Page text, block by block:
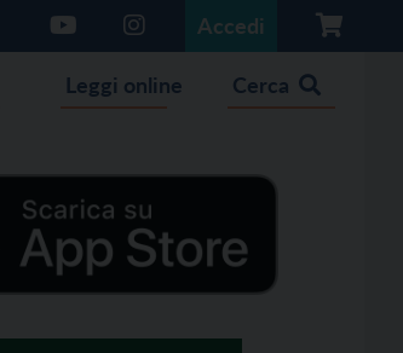
Accedi
Leggi online Cerca